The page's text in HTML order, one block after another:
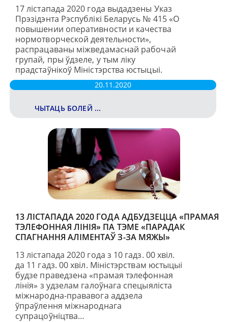
17 лістапада 2020 года выдадзены Указ
Прэзідэнта Рэспублікі Беларусь № 415 «О
повышении оперативности и качества
нормотворческой деятельности»,
распрацаваны міжведамаснай рабочай
групай, пры ўдзеле, у тым ліку
прадстаўнікоў Міністэрства юстыцыі.
20.11.2020
ЧЫТАЦЬ БОЛЕЙ ...
13 ЛІСТАПАДА 2020 ГОДА АДБУДЗЕЦЦА «ПРАМАЯ
ТЭЛЕФОННАЯ ЛІНІЯ» ПА ТЭМЕ «ПАРАДАК
СПАГНАННЯ АЛІМЕНТАЎ З-ЗА МЯЖЫ»
13 лістапада 2020 года з 10 гадз. 00 хвіл.
да 11 гадз. 00 хвіл. Міністэрствам юстыцыі
будзе праведзена «прамая тэлефонная
лінія» з удзелам галоўнага спецыяліста
міжнародна-прававога аддзела
ўпраўлення міжнароднага
супрацоўніцтва…